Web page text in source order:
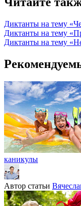
Диктанты на тему
Диктанты на тему
Диктанты на тему
каникулы
Автор статьи